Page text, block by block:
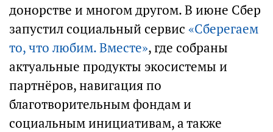
донорстве и многом другом. В июне Сбер
запустил социальный сервис «Сберегаем
то, что любим. Вместе», где собраны
актуальные продукты экосистемы и
партнёров, навигация по
благотворительным фондам и
социальным инициативам, а также